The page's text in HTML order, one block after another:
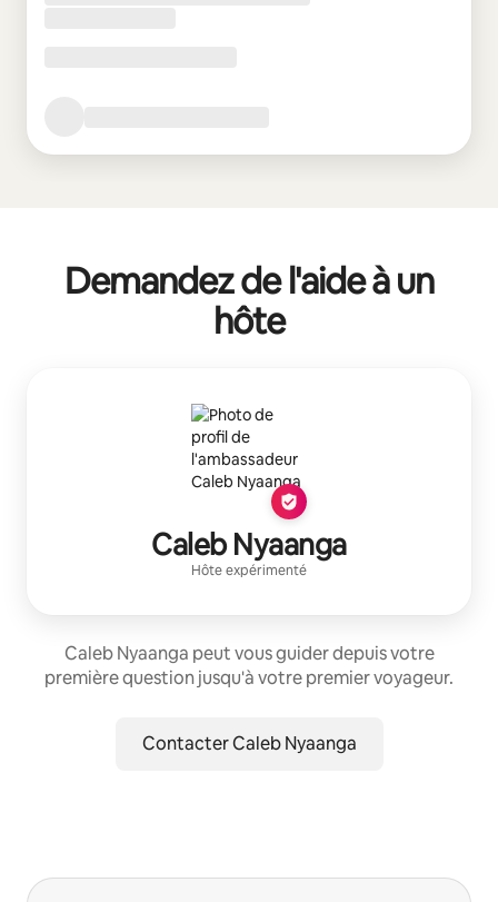
Demandez de l'aide à un
hôte
Caleb Nyaanga
Hôte expérimenté
Caleb Nyaanga peut vous guider depuis votre
première question jusqu'à votre premier voyageur.
Contacter Caleb Nyaanga